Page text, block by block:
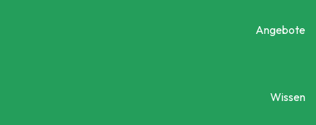
Angebote
Wissen